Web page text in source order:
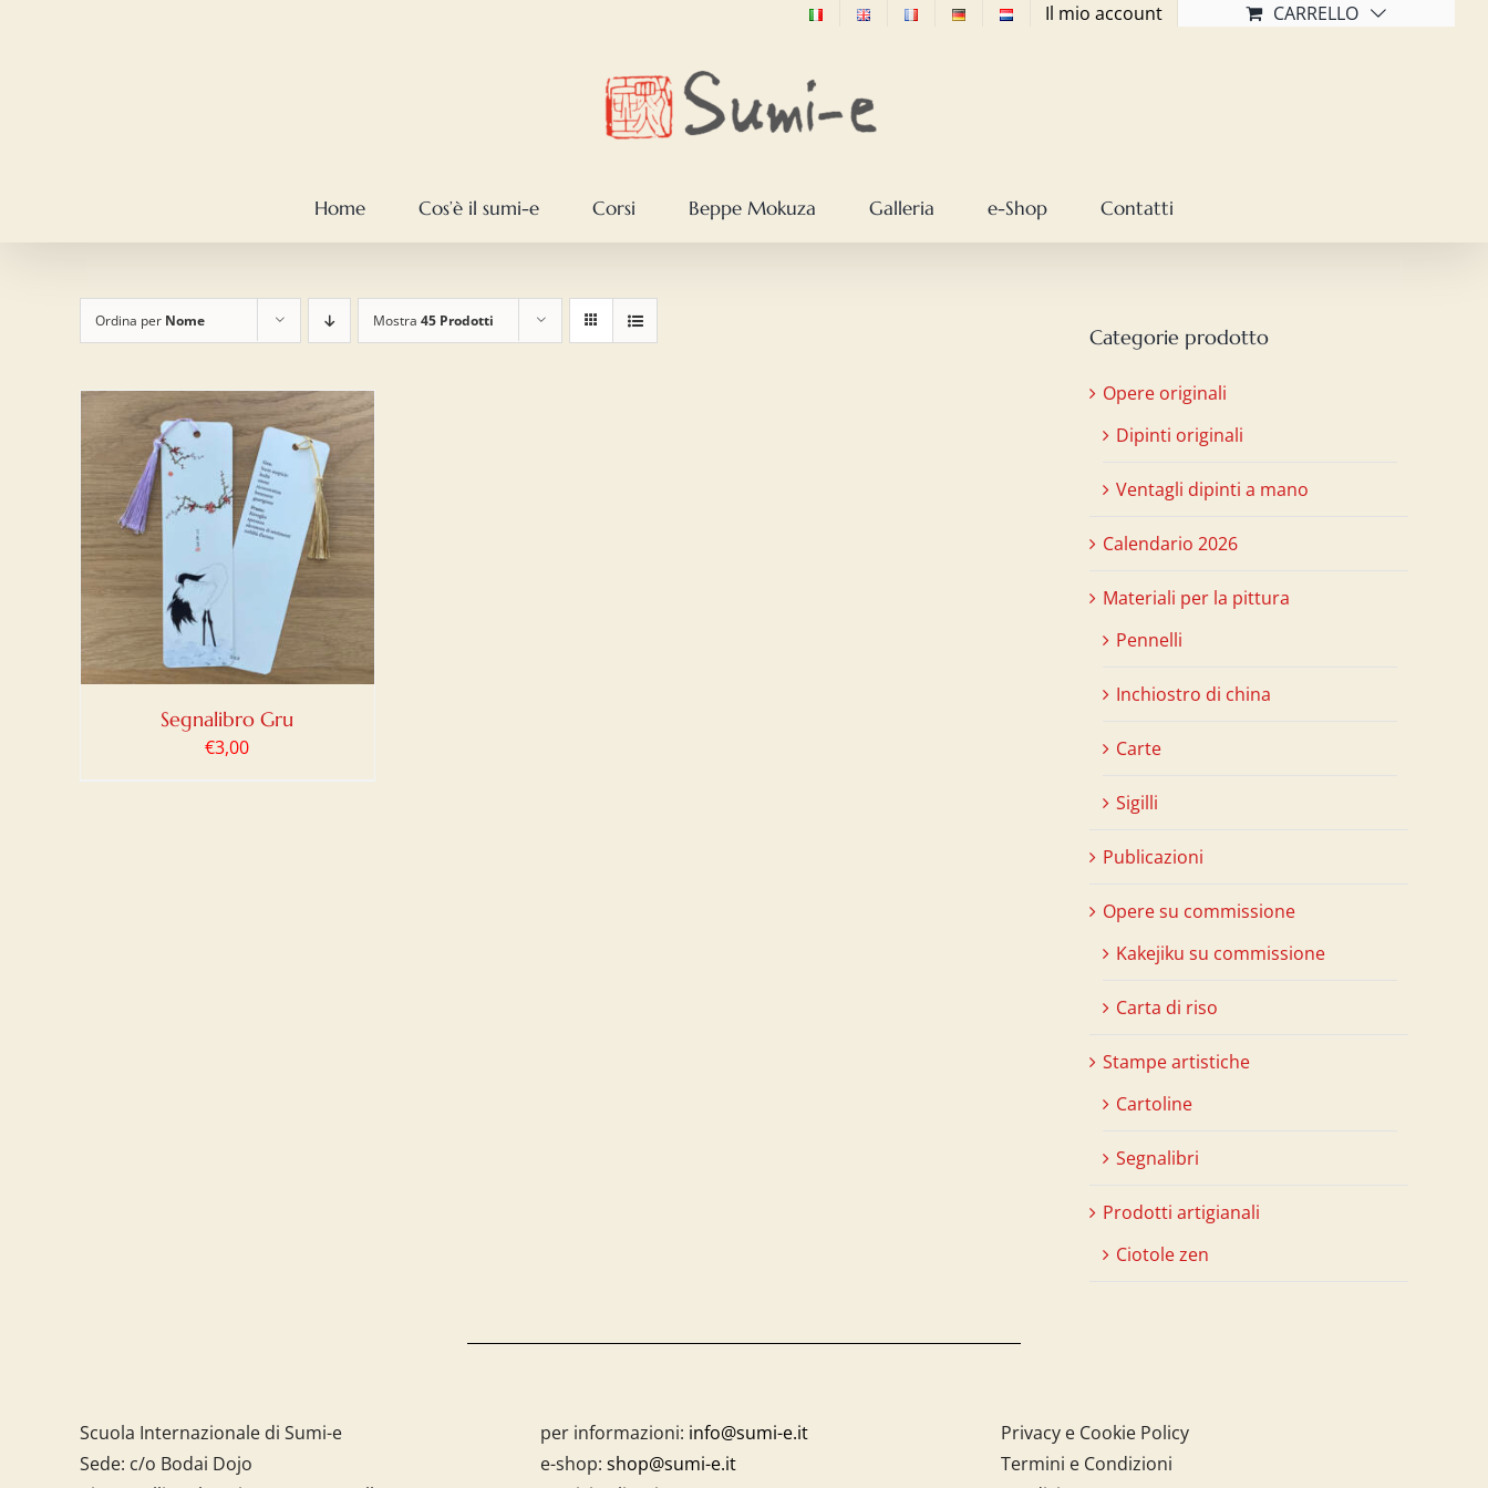
Il mio account CARRELLO
Home Cos’è il sumi-e Corsi Beppe Mokuza Galleria e-Shop Contatti
Ordina per Nome Mostra 45 Prodotti
Segnalibro Gru
€3,00
Categorie prodotto
Opere originali
Dipinti originali
Ventagli dipinti a mano
Calendario 2026
Materiali per la pittura
Pennelli
Inchiostro di china
Carte
Sigilli
Publicazioni
Opere su commissione
Kakejiku su commissione
Carta di riso
Stampe artistiche
Cartoline
Segnalibri
Prodotti artigianali
Ciotole zen
Scuola Internazionale di Sumi-e
Sede: c/o Bodai Dojo
per informazioni: info@sumi-e.it
e-shop: shop@sumi-e.it
Privacy e Cookie Policy
Termini e Condizioni